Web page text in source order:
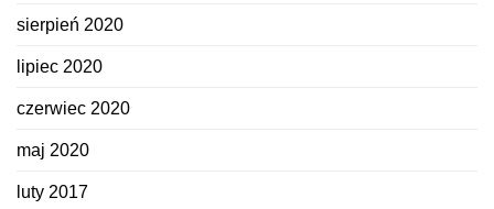
sierpień 2020
lipiec 2020
czerwiec 2020
maj 2020
luty 2017